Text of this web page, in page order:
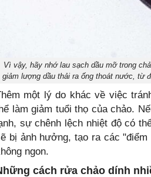
Vì vậy, hãy nhớ lau sạch dầu mỡ trong
giảm lượng dầu thải ra ống thoát nước, từ
một lý do khác về việc
làm giảm tuổi thọ của chảo.
sự chênh lệch nhiệt độ có
bị ảnh hưởng, tạo ra các
ngon.
cách rửa chảo dính